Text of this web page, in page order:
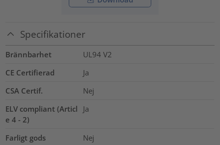
Specifikationer
Brännbarhet
UL94 V2
CE Certifierad
Ja
CSA Certif.
Nej
ELV compliant (Articl
e 4 - 2)
Ja
Farligt gods
Nej